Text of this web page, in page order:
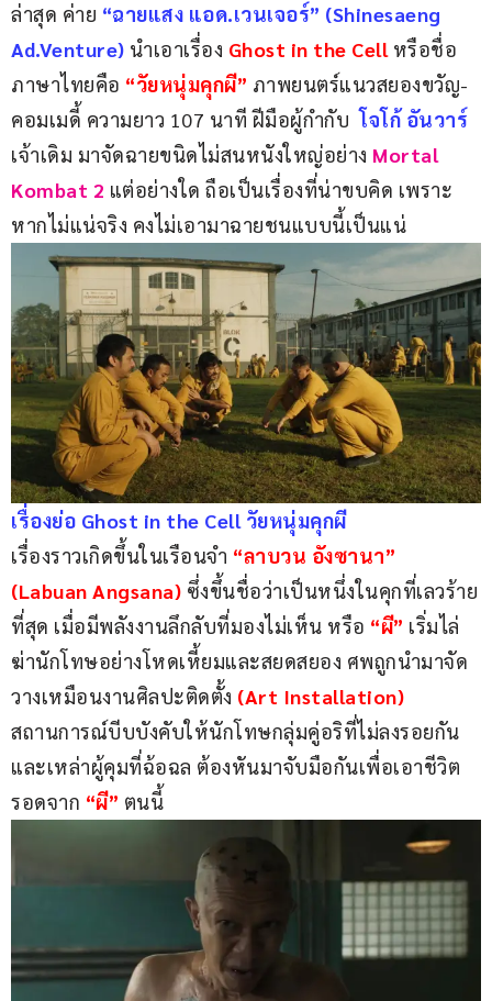
ล่าสุด ค่าย “ฉายแสง แอด.เวนเจอร์” (Shinesaeng
Ad.Venture) นำเอาเรื่อง Ghost in the Cell หรือชื่อ
ภาษาไทยคือ “วัยหนุ่มคุกผี” ภาพยนตร์แนวสยองขวัญ-
คอมเมดี้ ความยาว 107 นาที ฝีมือผู้กำกับ โจโก้ อันวาร์
เจ้าเดิม มาจัดฉายขนิดไม่สนหนังใหญ่อย่าง Mortal
Kombat 2 แต่อย่างใด ถือเป็นเรื่องที่น่าขบคิด เพราะ
หากไม่แน่จริง คงไม่เอามาฉายชนแบบนี้เป็นแน่
เรื่องย่อ Ghost in the Cell วัยหนุ่มคุกผี
เรื่องราวเกิดขึ้นในเรือนจำ “ลาบวน อังซานา”
(Labuan Angsana) ซึ่งขึ้นชื่อว่าเป็นหนึ่งในคุกที่เลวร้าย
ที่สุด เมื่อมีพลังงานลึกลับที่มองไม่เห็น หรือ “ผี” เริ่มไล่
ฆ่านักโทษอย่างโหดเหี้ยมและสยดสยอง ศพถูกนำมาจัด
วางเหมือนงานศิลปะติดตั้ง (Art Installation)
สถานการณ์บีบบังคับให้นักโทษกลุ่มคู่อริที่ไม่ลงรอยกัน
และเหล่าผู้คุมที่ฉ้อฉล ต้องหันมาจับมือกันเพื่อเอาชีวิต
รอดจาก “ผี” ตนนี้